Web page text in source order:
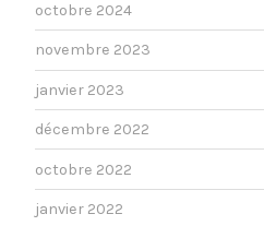
octobre 2024
novembre 2023
janvier 2023
décembre 2022
octobre 2022
janvier 2022